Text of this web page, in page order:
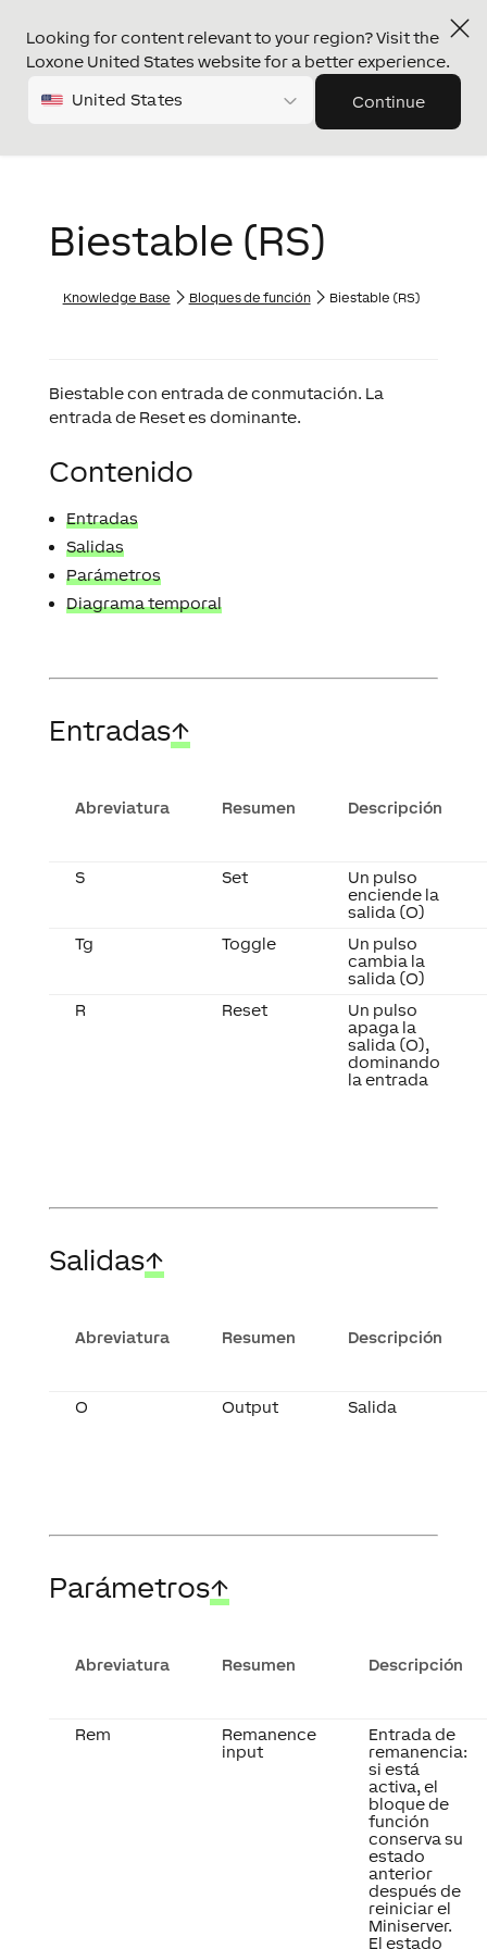
Looking for content relevant to your region? Visit the
Loxone United States website for a better experience.
United States Continue
Biestable (RS)
Knowledge Base Bloques de función Biestable (RS)
Biestable con entrada de conmutación. La
entrada de Reset es dominante.
Contenido
Entradas
Salidas
Parámetros
Diagrama temporal
Entradas↑
Abreviatura Resumen Descripción
S Set
Un pulso
enciende la
salida (O)
Tg
Toggle
Un pulso
cambia la
salida (O)
R
Reset
Un pulso
apaga la
salida (O),
dominando
la entrada
Salidas↑
Abreviatura Resumen Descripción
O Output Salida
Parámetros↑
Abreviatura Resumen Descripción
Rem
Remanence
input
Entrada de
remanencia:
si está
activa, el
bloque de
función
conserva su
estado
anterior
después de
reiniciar el
Miniserver.
El estado